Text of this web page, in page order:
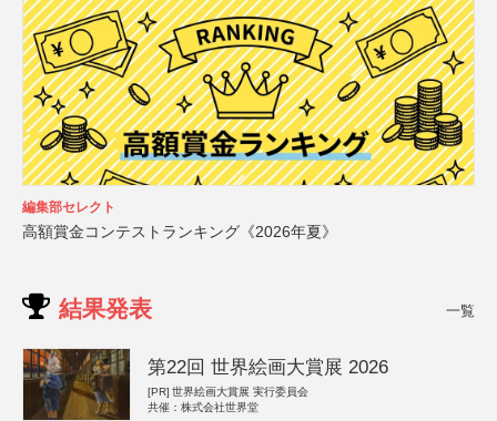
編集部セレクト
高額賞金コンテストランキング《2026年夏》
結果発表 一覧
第22回 世界絵画大賞展 2026
[PR] 世界絵画大賞展 実行委員会
共催：株式会社世界堂